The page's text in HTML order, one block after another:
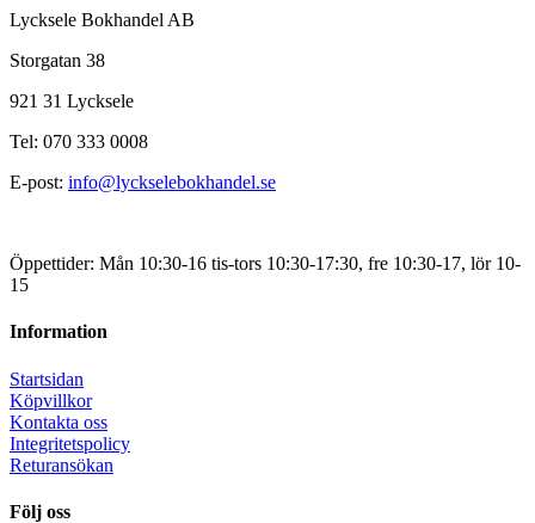
Lycksele Bokhandel AB
Storgatan 38
921 31 Lycksele
Tel: 070 333 0008
E-post: info@lyckselebokhandel.se
Öppettider: Mån 10:30-16 tis-tors 10:30-17:30, fre 10:30-17, lör 10-
15
Information
Startsidan
Köpvillkor
Kontakta oss
Integritetspolicy
Returansökan
Följ oss